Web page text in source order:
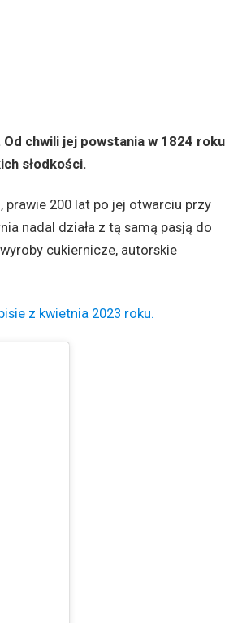
chwili jej powstania w 1824 roku
słodkości.
prawie 200 lat po jej otwarciu przy
nadal działa z tą samą pasją do
cukiernicze, autorskie
z kwietnia 2023 roku.